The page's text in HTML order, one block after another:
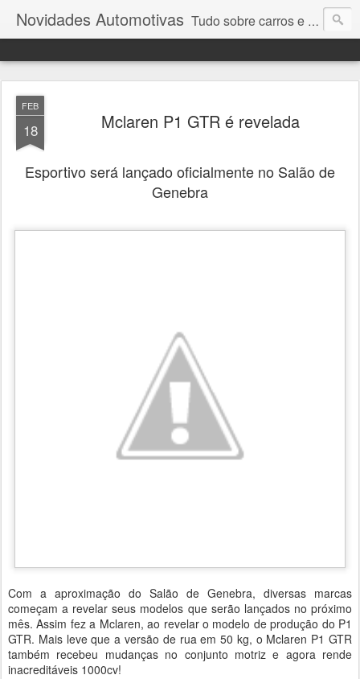
Novidades Automotivas Tudo sobre carros e motores
FEB
18 Mclaren P1 GTR é revelada
Esportivo será lançado oficialmente no Salão de
Genebra
Com a aproximação do Salão de Genebra, diversas marcas
começam a revelar seus modelos que serão lançados no próximo
mês. Assim fez a Mclaren, ao revelar o modelo de produção do P1
GTR. Mais leve que a versão de rua em 50 kg, o Mclaren P1 GTR
também recebeu mudanças no conjunto motriz e agora rende
inacreditáveis 1000cv!